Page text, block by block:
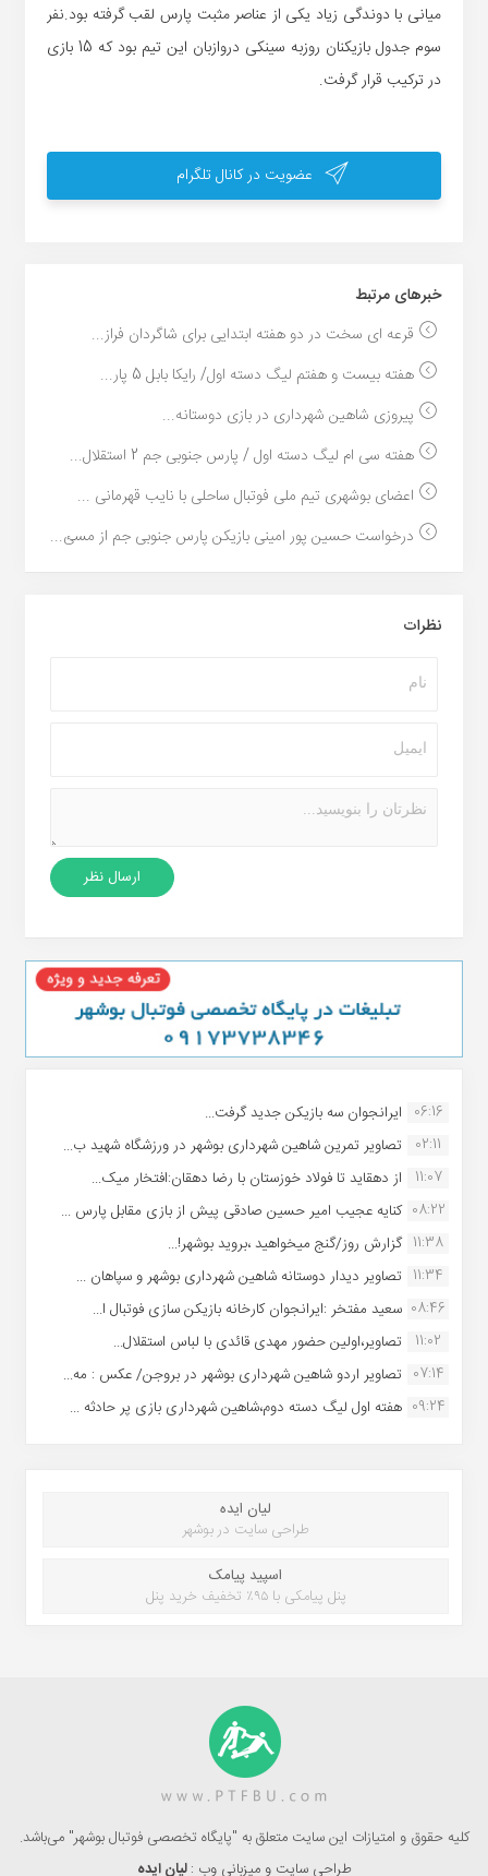
میانی با دوندگی زیاد یکی از عناصر مثبت پارس لقب گرفته بود.نفر
سوم جدول بازیکنان روزبه سینکی دروازبان این تیم بود که 15 بازی
در ترکیب قرار گرفت.
عضویت در کانال تلگرام
خبر‌های مرتبط
قرعه ای سخت در دو هفته ابتدایی برای شاگردان فراز...
هفته بیست و هفتم لیگ دسته اول/ رایکا بابل 5 پار...
پیروزی شاهین شهرداری در بازی دوستانه...
هفته سی ام لیگ دسته اول / پارس جنوبی جم 2 استقلال...
اعضای بوشهری تیم ملی فوتبال ساحلی با نایب قهرمانی ...
درخواست حسین پور امینی بازیکن پارس جنوبی جم از مسئ...
نظرات
06:16 ایرانجوان سه بازیکن جدید گرفت...
02:11
تصاویر تمرین شاهین شهردارى بوشهر در ورزشگاه شهید ب...
11:07
از دهقاید تا فولاد خوزستان با رضا دهقان:افتخار میک...
08:22 کنایه عجیب امیر حسین صادقی پیش از بازی مقابل پارس ...
11:38 گزارش روز/گنج میخواهید ،بروید بوشهر!...
11:34 تصاویر دیدار دوستانه شاهین شهردارى بوشهر و سپاهان ...
08:46 سعید مفتخر :ایرانجوان کارخانه بازیکن سازی فوتبال ا...
11:02
تصاویر،اولین حضور مهدی قائدی با لباس استقلال...
07:14 تصاویر اردو شاهین شهرداری بوشهر در بروجن/ عکس : مه...
09:24 هفته اول لیگ دسته دوم،شاهین شهرداری بازی پر حادثه ...
لیان ایده
طراحی سایت در بوشهر
اسپید پیامک
پنل پیامکی با ۹۵٪ تخفیف خرید پنل
کلیه حقوق و امتیازات این سایت متعلق به "پایگاه تخصصی فوتبال بوشهر" می‌باشد.
طراحی سایت و میزبانی وب :لیان ایده